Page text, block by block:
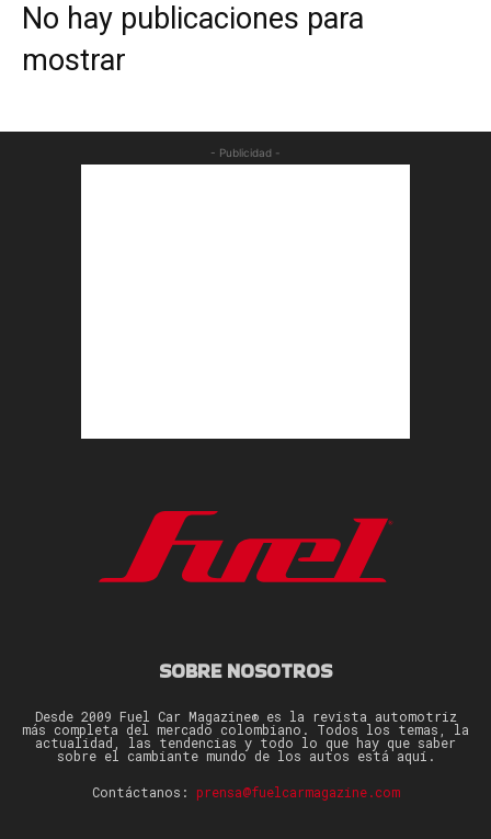
No hay publicaciones para
mostrar
- Publicidad -
SOBRE NOSOTROS
Desde 2009 Fuel Car Magazine® es la revista automotriz
más completa del mercado colombiano. Todos los temas, la
actualidad, las tendencias y todo lo que hay que saber
sobre el cambiante mundo de los autos está aquí.
Contáctanos: prensa@fuelcarmagazine.com